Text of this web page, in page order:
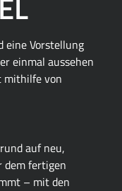
eine Vorstellung
einmal aussehen
mithilfe von
auf neu,
dem fertigen
– mit den